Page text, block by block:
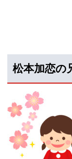
松本加恋の